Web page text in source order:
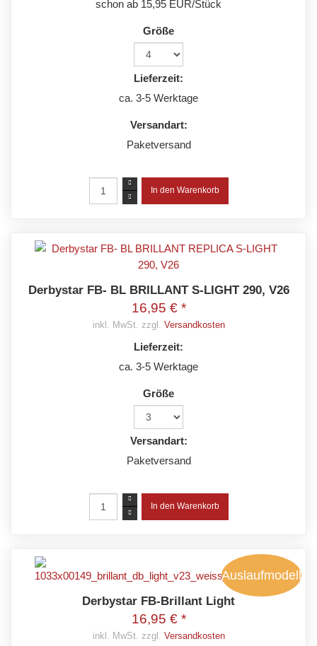
schon ab 15,95 EUR/Stück
Größe
Lieferzeit:
ca. 3-5 Werktage
Versandart:
Paketversand
Derbystar FB- BL BRILLANT S-LIGHT 290, V26
16,95 € *
inkl. MwSt. zzgl. Versandkosten
Lieferzeit:
ca. 3-5 Werktage
Größe
Versandart:
Paketversand
Auslaufmodell
Derbystar FB-Brillant Light
16,95 € *
inkl. MwSt. zzgl. Versandkosten